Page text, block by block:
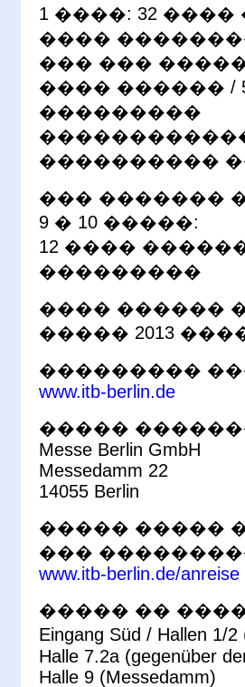
1 ����: 32
����
��� ���
���� ������ /
���������
����������
��� �������
9 � 10 �����:
12 ����
���������
���� ������
����� 2013 ����
���������
www.itb-berlin.de
�����
Messe Berlin GmbH
Messedamm 22
14055 Berlin
����� �����
���
www.itb-berlin.de/anreise
����� ��
Eingang Süd / Hallen 1/
Halle 7.2a (gegenüber
Halle 9 (Messedamm)